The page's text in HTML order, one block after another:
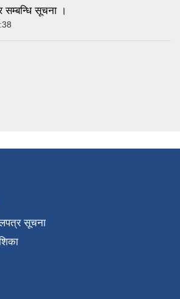
सूचना ।
सूचना